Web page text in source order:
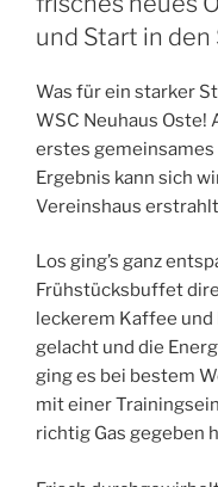
und Start in den
Was für ein starker
WSC Neuhaus Oste!
erstes gemeinsames
Ergebnis kann sich
Vereinshaus
Los ging’s ganz
Frühstücksbuffet
leckerem Kaffee
gelacht und die
ging es bei bestem
mit einer
richtig Gas gegeben